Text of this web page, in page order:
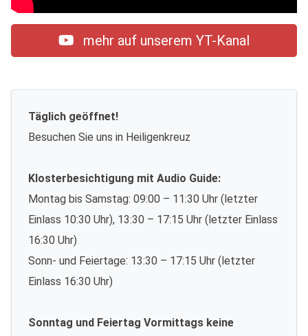
mehr auf unserem YT-Kanal
Täglich geöffnet!
Besuchen Sie uns in Heiligenkreuz
Klosterbesichtigung mit Audio Guide:
Montag bis Samstag: 09:00 – 11:30 Uhr (letzter
Einlass 10:30 Uhr), 13:30 – 17:15 Uhr (letzter Einlass
16:30 Uhr)
Sonn- und Feiertage: 13:30 – 17:15 Uhr (letzter
Einlass 16:30 Uhr)
Sonntag und Feiertag Vormittags keine